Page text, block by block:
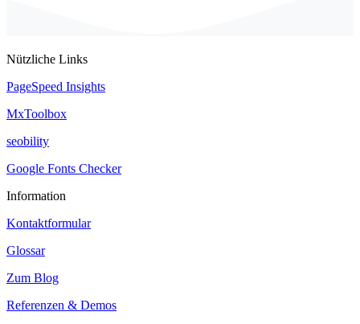
Nützliche Links
PageSpeed Insights
MxToolbox
seobility
Google Fonts Checker
Information
Kontaktformular
Glossar
Zum Blog
Referenzen & Demos